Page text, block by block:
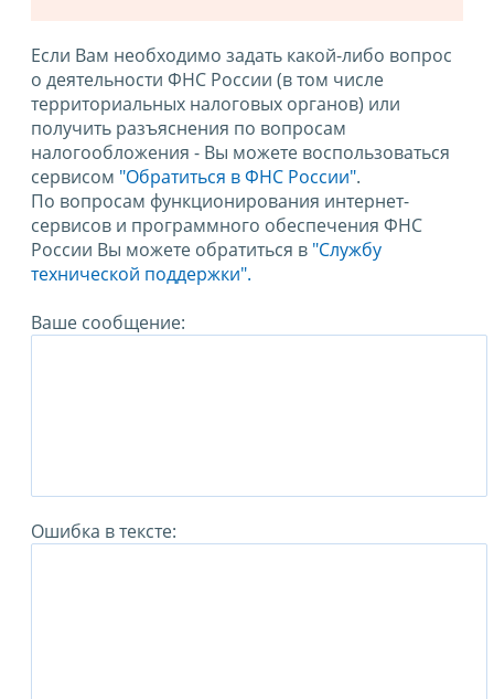
Если Вам необходимо задать какой-либо вопрос
о деятельности ФНС России (в том числе
территориальных налоговых органов) или
получить разъяснения по вопросам
налогообложения - Вы можете воспользоваться
сервисом "Обратиться в ФНС России".
По вопросам функционирования интернет-
сервисов и программного обеспечения ФНС
России Вы можете обратиться в "Службу
технической поддержки".
Ваше сообщение:
Ошибка в тексте: